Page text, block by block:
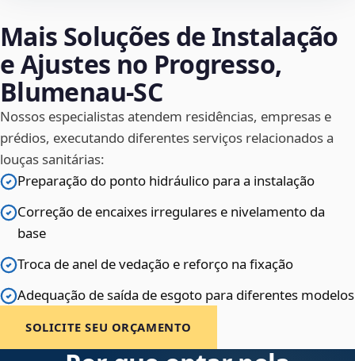
Mais Soluções de Instalação
e Ajustes no Progresso,
Blumenau‑SC
Nossos especialistas atendem residências, empresas e
prédios, executando diferentes serviços relacionados a
louças sanitárias:
Preparação do ponto hidráulico para a instalação
Correção de encaixes irregulares e nivelamento da
base
Troca de anel de vedação e reforço na fixação
Adequação de saída de esgoto para diferentes modelos
SOLICITE SEU ORÇAMENTO